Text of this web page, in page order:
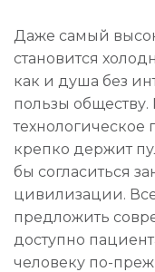
Даже самый
становится
как и душа без
пользы обществу.
крепко держит
бы согласиться
цивилизации.
предложить
доступно
человеку по-